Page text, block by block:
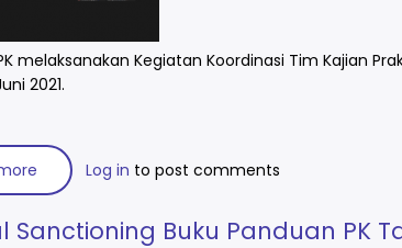
melaksanakan Kegiatan Koordinasi Tim Kajian
2021.
about
Koordinasi
Tim
PK
Log in to post comments
Sanctioning Buku Panduan PK